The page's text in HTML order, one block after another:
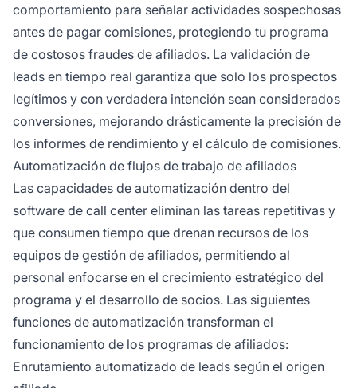
comportamiento para señalar actividades sospechosas
antes de pagar comisiones, protegiendo tu programa
de costosos fraudes de afiliados. La validación de
leads en tiempo real garantiza que solo los prospectos
legítimos y con verdadera intención sean considerados
conversiones, mejorando drásticamente la precisión de
los informes de rendimiento y el cálculo de comisiones.
Automatización de flujos de trabajo de afiliados
Las capacidades de automatización dentro del
software de call center eliminan las tareas repetitivas y
que consumen tiempo que drenan recursos de los
equipos de gestión de afiliados, permitiendo al
personal enfocarse en el crecimiento estratégico del
programa y el desarrollo de socios. Las siguientes
funciones de automatización transforman el
funcionamiento de los programas de afiliados:
Enrutamiento automatizado de leads según el origen